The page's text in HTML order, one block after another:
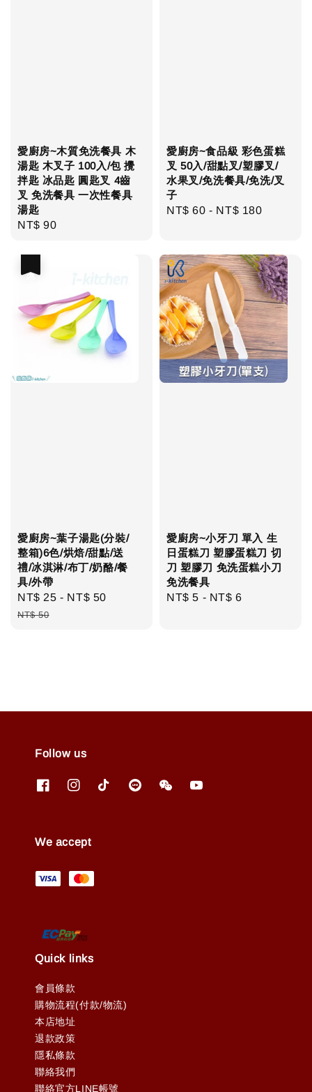
愛廚房~木質免洗餐具 木
湯匙 木叉子 100入/包 攪
拌匙 冰品匙 圓匙叉 4齒
叉 免洗餐具 一次性餐具
湯匙
Regular
NT$ 90
愛廚房~食品級 彩色蛋糕
叉 50入/甜點叉/塑膠叉/
水果叉/免洗餐具/免洗/叉
子
Regular
NT$ 60 - NT$ 180
愛廚房~葉子湯匙(分裝/
整箱)6色/烘焙/甜點/送
禮/冰淇淋/布丁/奶酪/餐
具/外帶
Sale
price
NT$ 25 - NT$ 50
NT$ 50
愛廚房~小牙刀 單入 生
日蛋糕刀 塑膠蛋糕刀 切
刀 塑膠刀 免洗蛋糕小刀
免洗餐具
Regular
NT$ 5 - NT$ 6
Follow us
We accept
Quick links
會員條款
購物流程(付款/物流)
本店地址
退款政策
隱私條款
聯絡我們
聯絡官方LINE帳號